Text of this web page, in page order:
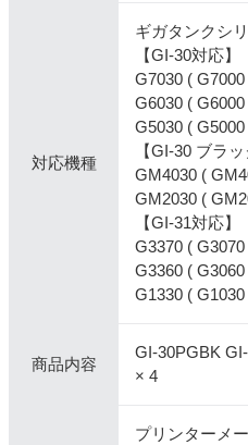
対応機種
ギガタンクシ
【GI-30対応】
G7030 (
G6030 (
G5030 (
【GI-30 ブラ
GM4030 (
GM2030 (
【GI-31対応】
G3370 (
G3360 (
G1330 (
商品内容
GI-30PGBK
× 4
プリンターメ